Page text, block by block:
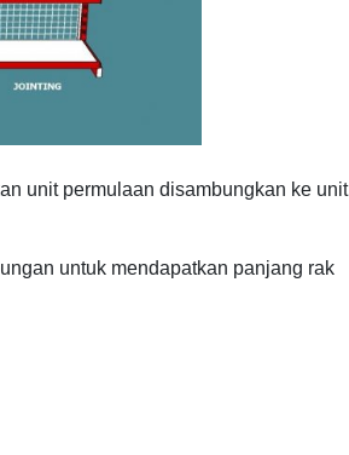
unit permulaan disambungkan ke unit
untuk mendapatkan panjang rak